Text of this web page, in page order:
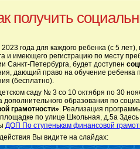
получить
года для каждого ребенка (с 5
и имеющего регистрацию по месту
Санкт-Петербурга, будет доступен
дающий право на обучение ребенка
(бесплатно).
саду № 3 со 10 октября по 30
дополнительного образования по
грамотности» . Реализация
площадке по улице Школьная, д.5а
ДОП По ступенькам финансовой
Вы видите на слайдах: